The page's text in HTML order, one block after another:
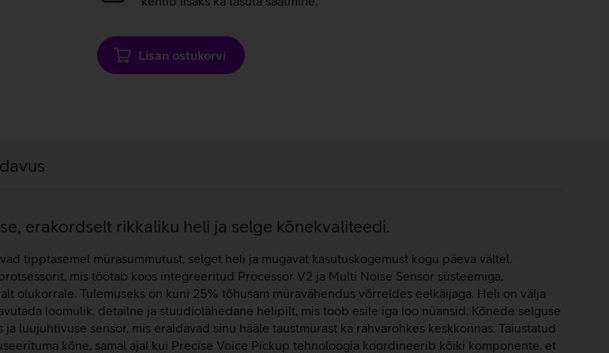
Lisan ostukorvi
erakordselt rikkaliku heli ja selge kõnekvaliteedi.
tipptasemel mürasummutust, selget heli ja mugavat kasutuskogemust kogu päeva vältel.
mis töötab koos integreeritud Processor V2 ja Multi Noise Sensor süsteemiga,
olukorrale. Tulemuseks on kuni 25% tõhusam müravähendus võrreldes eelkäijaga. Heli on välja
loomulik, detailne ja stuudiolähedane helipilt, mis toob esile iga loo nüansid. Kõnede selguse
luujuhtivuse sensor, mis eraldavad sinu hääle taustmürast ka rahvarohkes keskkonnas. Täiustatud
kõne, samal ajal kui Precise Voice Pickup tehnoloogia koordineerib kõiki komponente, et